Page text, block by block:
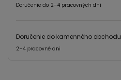
Doručenie do 2–4 pracovných dní
Doručenie do kamenného obchodu
2–4 pracovné dni